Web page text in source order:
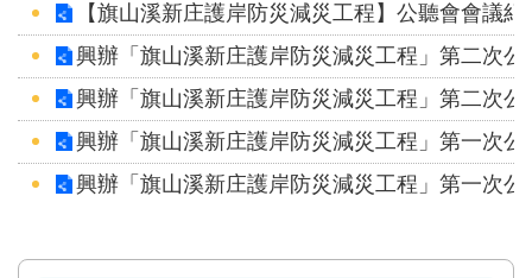
【旗山溪新庄護岸防災減災工程】公聽會會議
興辦「旗山溪新庄護岸防災減災工程」第二次公
興辦「旗山溪新庄護岸防災減災工程」第二次公
興辦「旗山溪新庄護岸防災減災工程」第一次公
興辦「旗山溪新庄護岸防災減災工程」第一次公